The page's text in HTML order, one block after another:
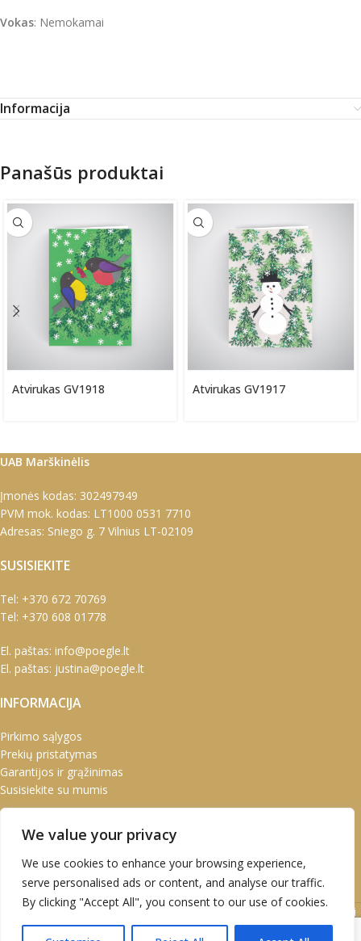
We value your privacy
We use cookies to enhance your browsing experience,
serve personalised ads or content, and analyse our traffic.
By clicking "Accept All", you consent to our use of cookies.
Vokas: Nemokamai
Informacija
Panašūs produktai
Atvirukas GV1918 Atvirukas GV1917
UAB Marškinėlis
Įmonės kodas: 302497949
PVM mok. kodas: LT1000 0531 7710
Adresas: Sniego g. 7 Vilnius LT-02109
SUSISIEKITE
Tel: +370 672 70769
Tel: +370 608 01778
El. paštas: info@poegle.lt
El. paštas: justina@poegle.lt
INFORMACIJA
Pirkimo sąlygos
Prekių pristatymas
Garantijos ir grąžinimas
Susisiekite su mumis
Paskyra
UAB Marškinėlis © 2020 Atvirukai | Prabangūs atvirukai | Kalėdiniai
atvirukai | Kalendoriai | Verslo dovanos